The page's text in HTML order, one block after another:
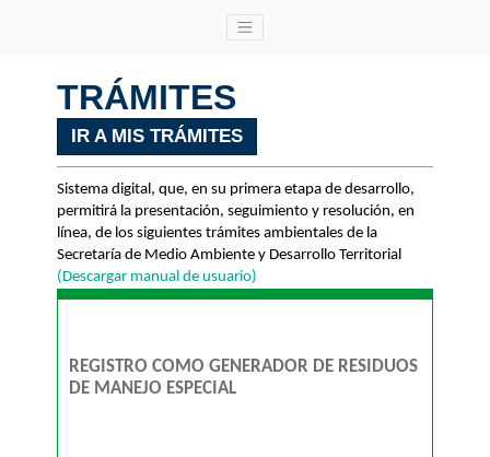
TRÁMITES
IR A MIS TRÁMITES
Sistema digital, que, en su primera etapa de desarrollo,
permitirá la presentación, seguimiento y resolución, en
línea, de los siguientes trámites ambientales de la
Secretaría de Medio Ambiente y Desarrollo Territorial
(Descargar manual de usuario)
REGISTRO COMO GENERADOR DE RESIDUOS
DE MANEJO ESPECIAL